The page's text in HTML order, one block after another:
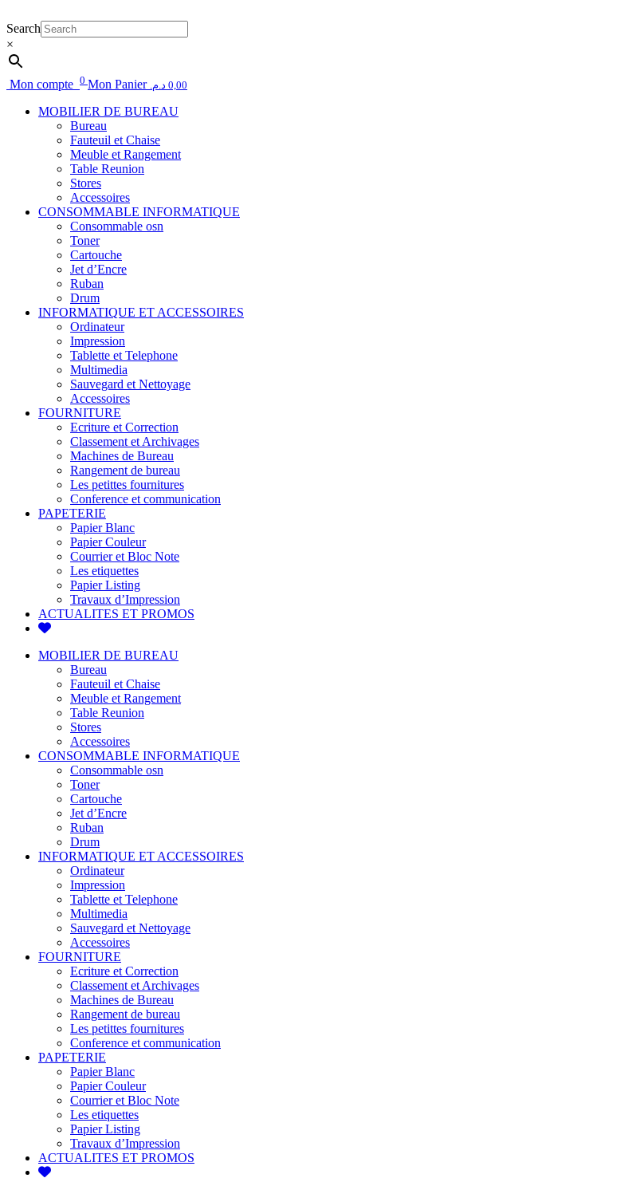
Search
×
Mon compte 0 Mon Panier 0,00 د.م.
MOBILIER DE BUREAU
Bureau
Fauteuil et Chaise
Meuble et Rangement
Table Reunion
Stores
Accessoires
CONSOMMABLE INFORMATIQUE
Consommable osn
Toner
Cartouche
Jet d’Encre
Ruban
Drum
INFORMATIQUE ET ACCESSOIRES
Ordinateur
Impression
Tablette et Telephone
Multimedia
Sauvegard et Nettoyage
Accessoires
FOURNITURE
Ecriture et Correction
Classement et Archivages
Machines de Bureau
Rangement de bureau
Les petittes fournitures
Conference et communication
PAPETERIE
Papier Blanc
Papier Couleur
Courrier et Bloc Note
Les etiquettes
Papier Listing
Travaux d’Impression
ACTUALITES ET PROMOS
MOBILIER DE BUREAU
Bureau
Fauteuil et Chaise
Meuble et Rangement
Table Reunion
Stores
Accessoires
CONSOMMABLE INFORMATIQUE
Consommable osn
Toner
Cartouche
Jet d’Encre
Ruban
Drum
INFORMATIQUE ET ACCESSOIRES
Ordinateur
Impression
Tablette et Telephone
Multimedia
Sauvegard et Nettoyage
Accessoires
FOURNITURE
Ecriture et Correction
Classement et Archivages
Machines de Bureau
Rangement de bureau
Les petittes fournitures
Conference et communication
PAPETERIE
Papier Blanc
Papier Couleur
Courrier et Bloc Note
Les etiquettes
Papier Listing
Travaux d’Impression
ACTUALITES ET PROMOS